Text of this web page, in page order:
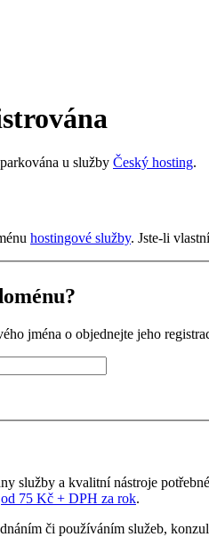
u služby Český hosting.
hostingové služby. Jste-li
jména o objednejte jeho
služby a kvalitní nástroje
od 75 Kč + DPH za rok.
či používáním služeb,